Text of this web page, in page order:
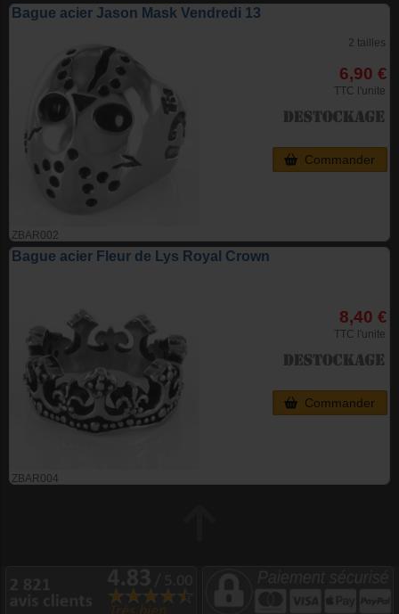
Bague acier Jason Mask Vendredi 13
ZBAR002
2 tailles
6,90 €
TTC l'unite
Commander
Bague acier Fleur de Lys Royal Crown
ZBAR004
8,40 €
TTC l'unite
Commander